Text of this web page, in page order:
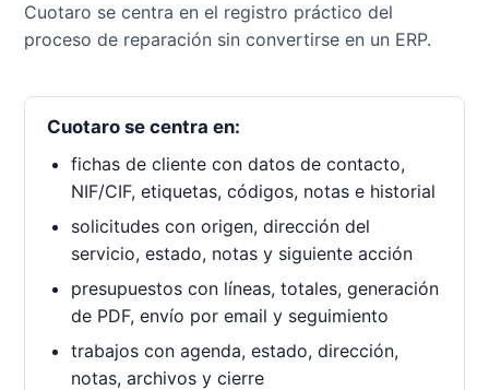
Cuotaro se centra en el registro práctico del
proceso de reparación sin convertirse en un ERP.
Cuotaro se centra en:
fichas de cliente con datos de contacto,
NIF/CIF, etiquetas, códigos, notas e historial
solicitudes con origen, dirección del
servicio, estado, notas y siguiente acción
presupuestos con líneas, totales, generación
de PDF, envío por email y seguimiento
trabajos con agenda, estado, dirección,
notas, archivos y cierre